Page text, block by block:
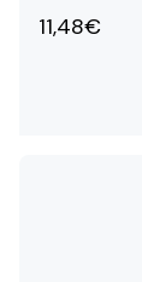
11,48€